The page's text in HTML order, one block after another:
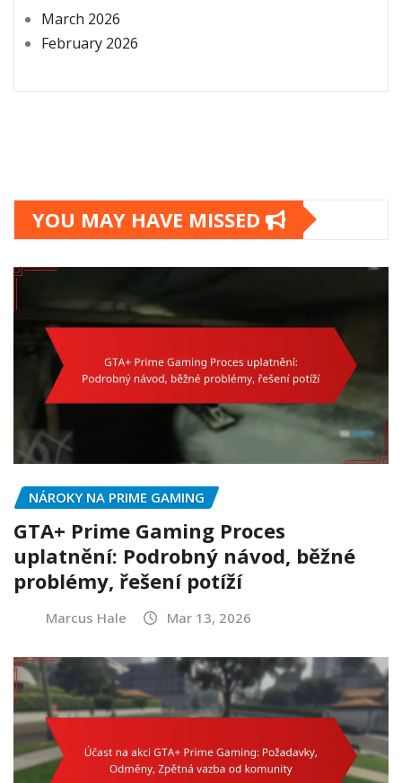
March 2026
February 2026
YOU MAY HAVE MISSED
NÁROKY NA PRIME GAMING
GTA+ Prime Gaming Proces
uplatnění: Podrobný návod, běžné
problémy, řešení potíží
Marcus Hale Mar 13, 2026